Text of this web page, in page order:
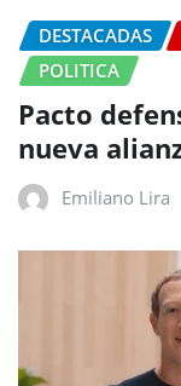
DESTACADAS
POLITICA
Pacto
nueva
Emiliano Lira